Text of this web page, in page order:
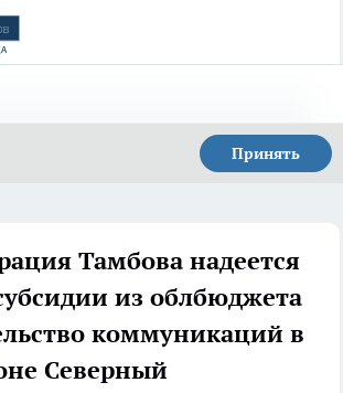
Принять
Тамбова надеется
из облбюджета
коммуникаций в
Северный